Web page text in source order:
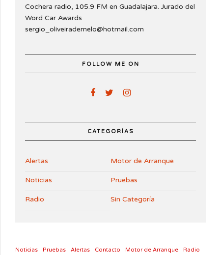
Cochera radio, 105.9 FM en Guadalajara. Jurado del
Word Car Awards
sergio_oliveirademelo@hotmail.com
FOLLOW ME ON
CATEGORÍAS
Alertas Motor de Arranque
Noticias Pruebas
Radio Sin Categoría
Noticias Pruebas Alertas Contacto Motor de Arranque Radio